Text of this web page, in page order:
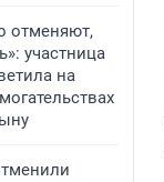
отменяют,
участница
на